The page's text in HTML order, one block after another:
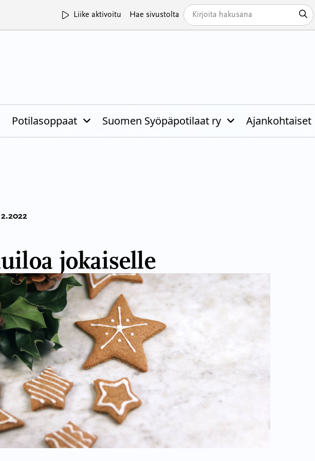
Liike aktivoitu Hae sivustolta
Potilasoppaat Suomen Syöpäpotilaat ry Ajankohtaiset
jokaiselle